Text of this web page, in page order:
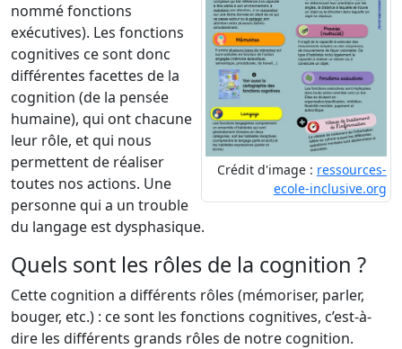
Crédit d'image : ressources-
ecole-inclusive.org
nommé fonctions
exécutives). Les fonctions
cognitives ce sont donc
différentes facettes de la
cognition (de la pensée
humaine), qui ont chacune
leur rôle, et qui nous
permettent de réaliser
toutes nos actions. Une
personne qui a un trouble
du langage est dysphasique.
Quels sont les rôles de la cognition ?
Cette cognition a différents rôles (mémoriser, parler,
bouger, etc.) : ce sont les fonctions cognitives, c’est-à-
dire les différents grands rôles de notre cognition.